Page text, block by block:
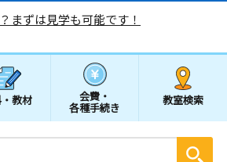
まずは見学も可能です！
教材 会費・
各種手続き
教室検索